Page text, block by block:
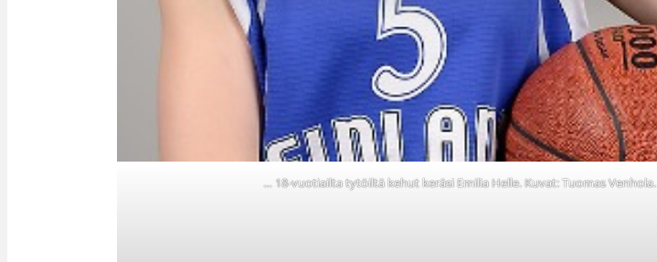
… 18-vuotiailta tytöiltä kehut keräsi Emilia Helle. Kuvat: Tuomas Venhola.